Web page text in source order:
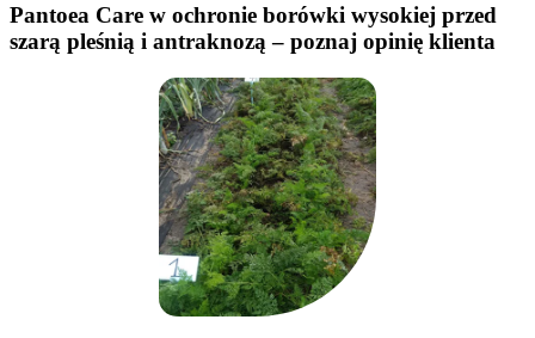
Pantoea Care w ochronie borówki wysokiej przed
szarą pleśnią i antraknozą – poznaj opinię klienta